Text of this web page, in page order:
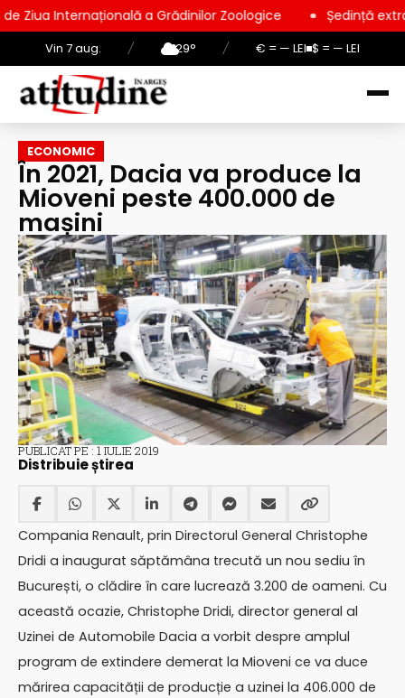
Vin 7 aug. / 29° / € = — LEI $ = — LEI
a Grădinilor Zoologice Ședință extraordinară la
ECONOMIC
În 2021, Dacia va produce la
Mioveni peste 400.000 de
mașini
PUBLICAT PE : 1 IULIE 2019
Distribuie știrea
Compania Renault, prin Directorul General Christophe
Dridi a inaugurat săptămâna trecută un nou sediu în
București, o clădire în care lucrează 3.200 de oameni. Cu
această ocazie, Christophe Dridi, director general al
Uzinei de Automobile Dacia a vorbit despre amplul
program de extindere demerat la Mioveni ce va duce
mărirea capacității de producție a uzinei la 406.000 de